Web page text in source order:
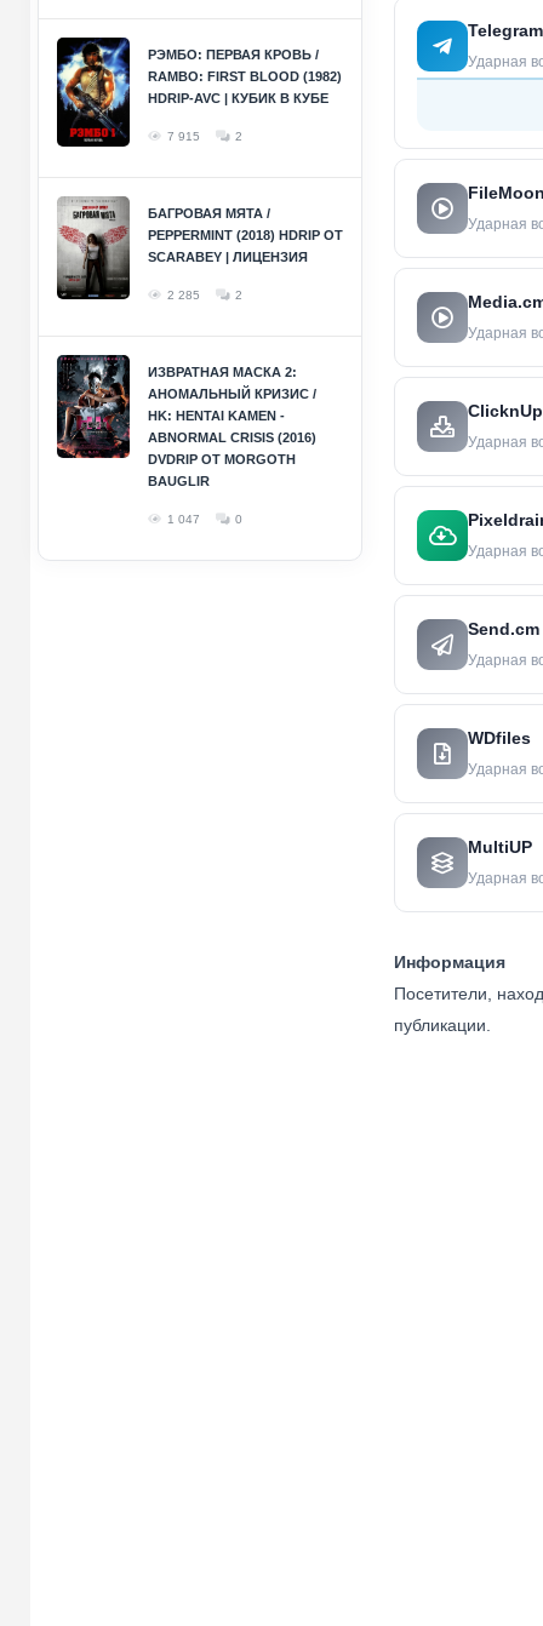
РЭМБО: ПЕРВАЯ КРОВЬ /
RAMBO: FIRST BLOOD (1982)
HDRIP-AVC | КУБИК В КУБЕ
7 915 2
БАГРОВАЯ МЯТА /
PEPPERMINT (2018) HDRIP ОТ
SCARABEY | ЛИЦЕНЗИЯ
2 285 2
ИЗВРАТНАЯ МАСКА 2:
АНОМАЛЬНЫЙ КРИЗИС /
HK: HENTAI KAMEN -
ABNORMAL CRISIS (2016)
DVDRIP ОТ MORGOTH
BAUGLIR
1 047 0
Ударная
Ударная
Ударная
Ударная
Ударная
Send.cm
Ударная
WDfiles
Ударная
MultiUP
Ударная
Информация
Посетители,
публикации.